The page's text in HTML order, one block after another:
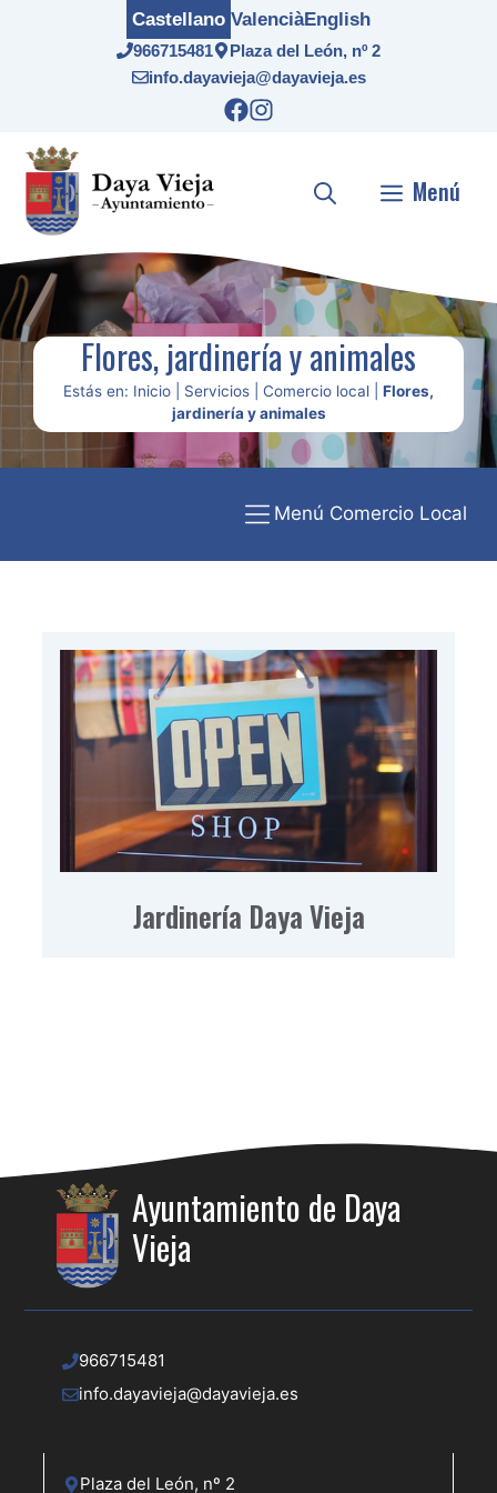
966715481
Plaza del León, nº 2
info.dayavieja@dayavieja.es
Castellano ValenciàEnglish
Menú
Flores, jardinería y animales
Estás en: Inicio Servicios Comercio local
Flores,
jardinería y animales
Menú Comercio Local
Jardinería Daya Vieja
Ayuntamiento de Daya
Vieja
966715481
info.dayavieja@dayavieja.es
Plaza del León, nº 2